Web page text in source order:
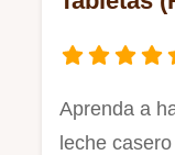
Aprenda a
leche